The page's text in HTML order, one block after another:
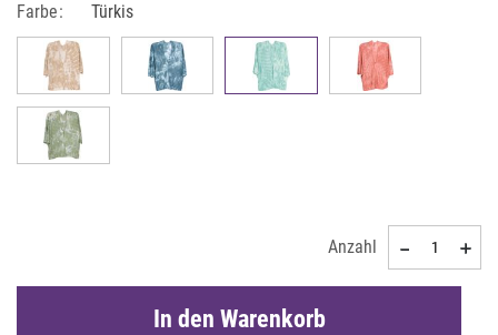
Farbe: Türkis
Anzahl
In den Warenkorb